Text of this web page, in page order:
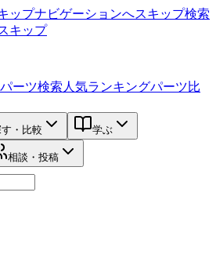
ップナビゲーションへスキップ検索
キップ
ーツ検索 人気ランキングパーツ比
・比較 学ぶ
相談・投稿